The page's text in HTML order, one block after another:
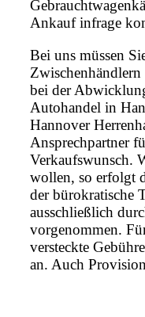
Ankauf infrage
Bei uns müssen
Zwischenhändlern
bei der
Autohandel in
Hannover
Ansprechpartner
Verkaufswunsch.
wollen, so erfolgt
der bürokratische
ausschließlich
vorgenommen.
versteckte
an. Auch